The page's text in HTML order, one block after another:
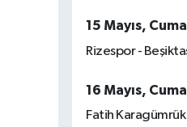
15 Mayıs, Cuma
Rizespor -
16 Mayıs,
Fatih